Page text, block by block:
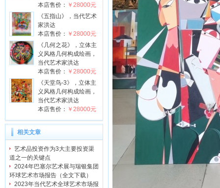
本店售价： ￥28000元
《五指山》，当代艺术
家洪达
本店售价： ￥28000元
《几何之花》，立体主
义风格几何构成绘画，
当代艺术家洪达
本店售价： ￥28000元
《天堂鸟-3》，立体主
义风格几何构成绘画，
当代艺术家洪达
本店售价： ￥28000元
相关文章
艺术品投资作为3大主要投资渠
道之一的关键点
2024年巴塞尔艺术展与瑞银集团
环球艺术市场报告（全文下载）
2023年当代艺术全球艺术市场报